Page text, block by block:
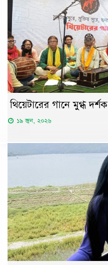
থিয়েটারের গানে মুগ্ধ দর্শক
১৯ জুন, ২০২৬